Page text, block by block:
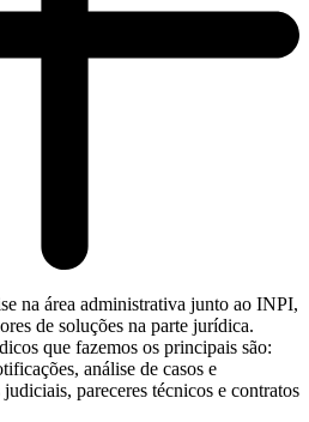
na área administrativa junto ao INPI,
de soluções na parte jurídica.
que fazemos os principais são:
análise de casos e
pareceres técnicos e contratos